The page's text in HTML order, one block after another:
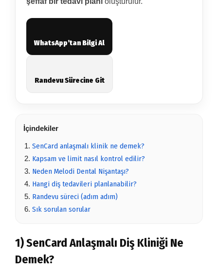
WhatsApp’tan Bilgi Al
Randevu Sürecine Git
İçindekiler
SenCard anlaşmalı klinik ne demek?
Kapsam ve limit nasıl kontrol edilir?
Neden Melodi Dental Nişantaşı?
Hangi diş tedavileri planlanabilir?
Randevu süreci (adım adım)
Sık sorulan sorular
1) SenCard Anlaşmalı Diş Kliniği Ne
Demek?